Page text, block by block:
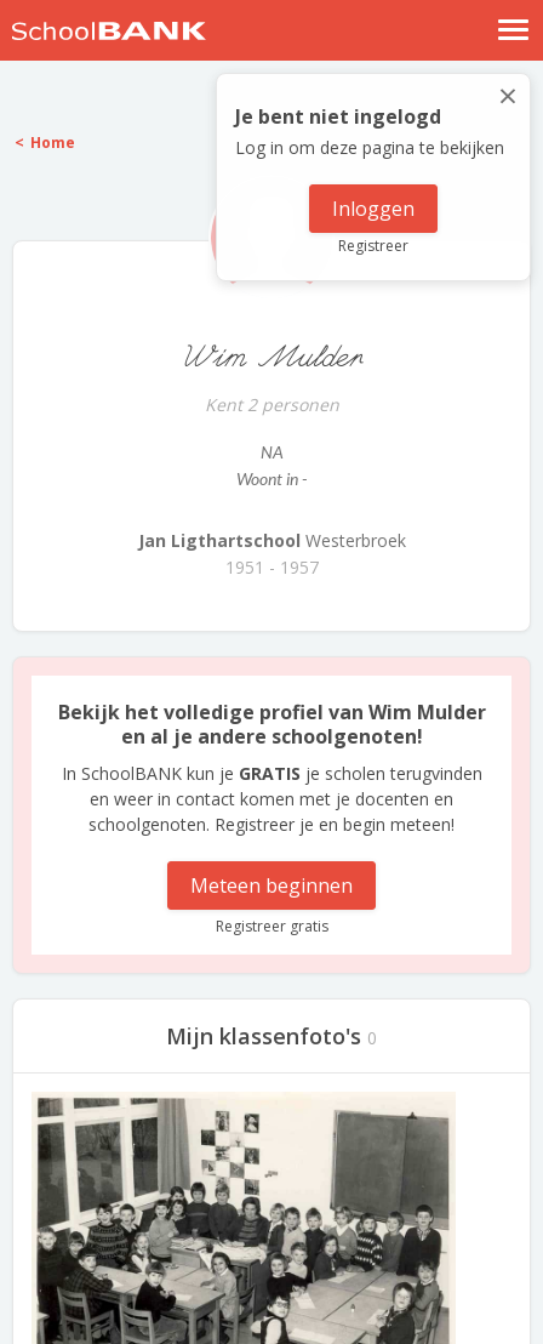
Nostalgische verhalen
Log in
Meld je gratis aan
×
Je bent niet ingelogd
Log in om deze pagina te bekijken
Inloggen
Registreer
Home
Wim Mulder
Kent 2 personen
NA
Woont in -
Jan Ligthartschool Westerbroek
1951 - 1957
Bekijk het volledige profiel van Wim Mulder
en al je andere schoolgenoten!
In SchoolBANK kun je GRATIS je scholen terugvinden
en weer in contact komen met je docenten en
schoolgenoten. Registreer je en begin meteen!
Meteen beginnen
Registreer gratis
Mijn klassenfoto's 0